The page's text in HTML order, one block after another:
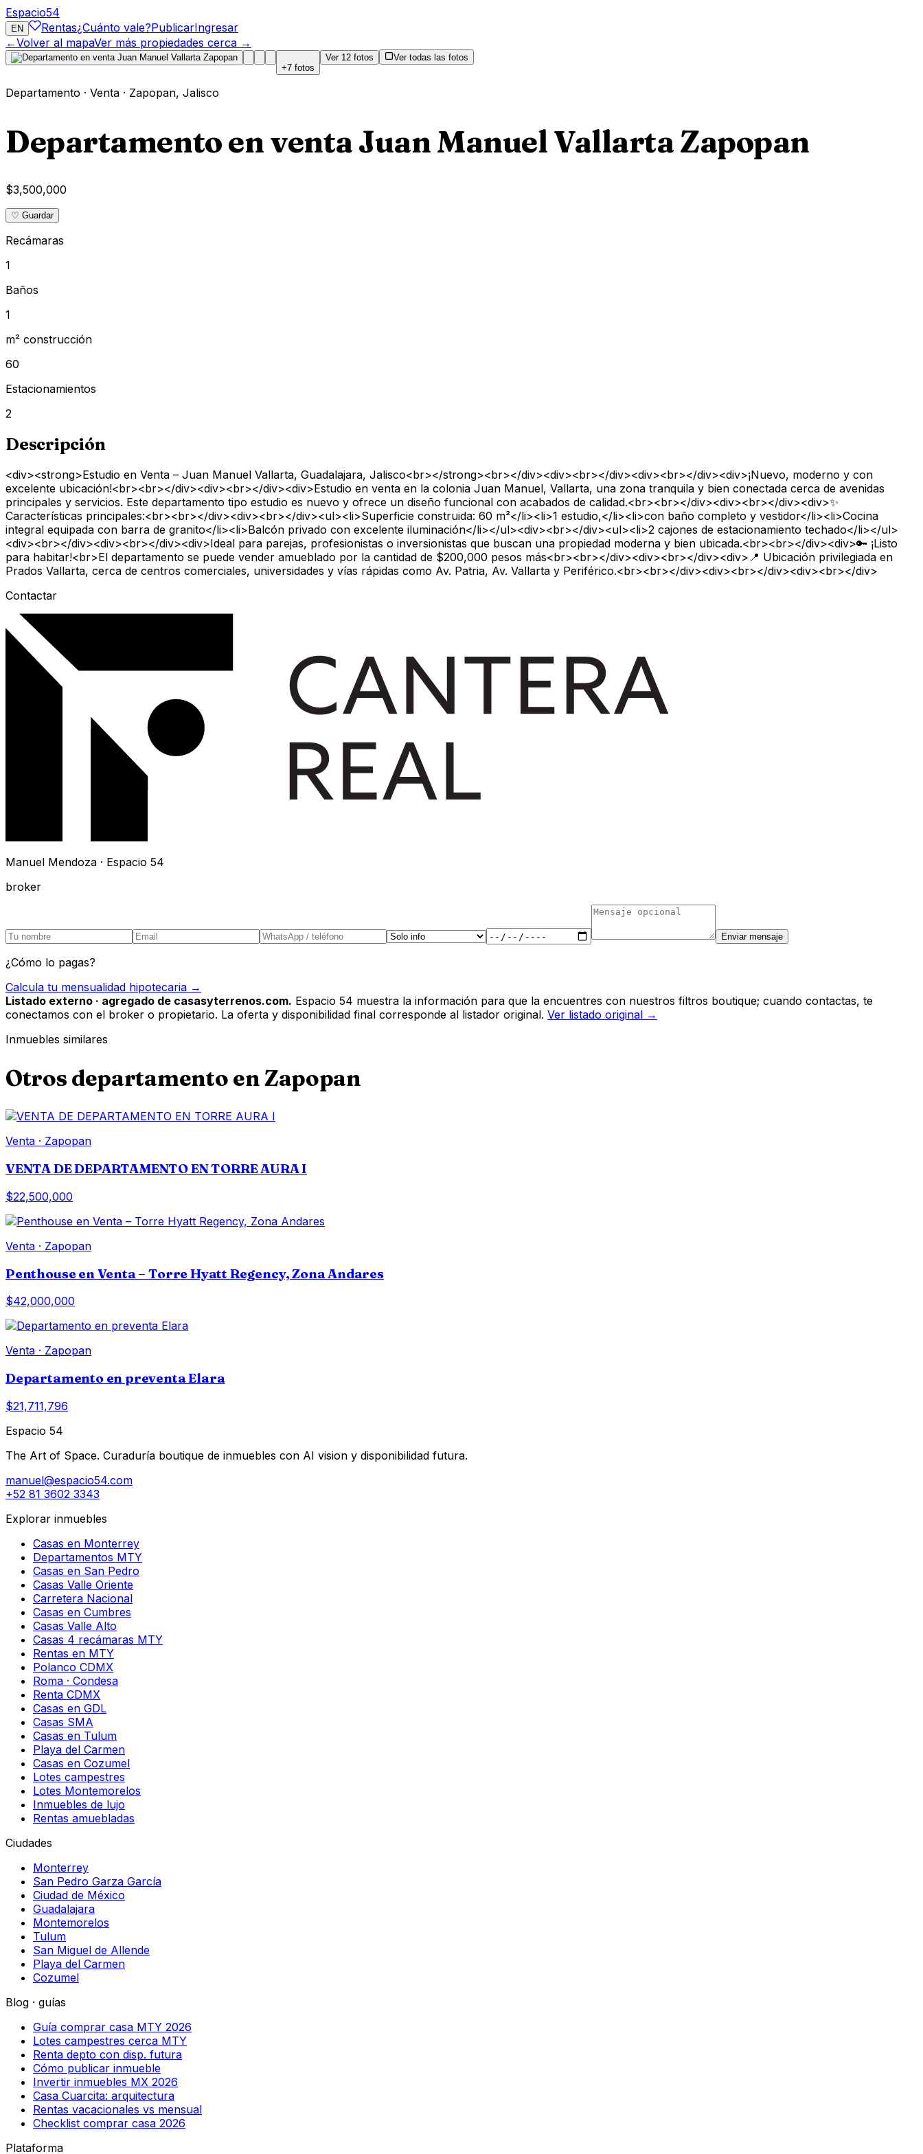
Espacio54
EN Rentas¿Cuánto vale?PublicarIngresar
←Volver al mapaVer más propiedades cerca →
+7 fotos
Ver 12 fotos Ver todas las fotos
Departamento · Venta · Zapopan, Jalisco
Departamento en venta Juan Manuel Vallarta Zapopan
$3,500,000
♡ Guardar
Recámaras
1
Baños
1
m² construcción
60
Estacionamientos
2
Descripción
<div><strong>Estudio en Venta – Juan Manuel Vallarta, Guadalajara, Jalisco<br></strong><br></div><div><br></div><div><br></div><div>¡Nuevo, moderno y con
excelente ubicación!<br><br></div><div><br></div><div>Estudio en venta en la colonia Juan Manuel, Vallarta, una zona tranquila y bien conectada cerca de avenidas
principales y servicios. Este departamento tipo estudio es nuevo y ofrece un diseño funcional con acabados de calidad.<br><br></div><div><br></div><div>✨
Características principales:<br><br></div><div><br></div><ul><li>Superficie construida: 60 m²</li><li>1 estudio,</li><li>con baño completo y vestidor</li><li>Cocina
integral equipada con barra de granito</li><li>Balcón privado con excelente iluminación</li></ul><div><br></div><ul><li>2 cajones de estacionamiento techado</li></ul>
<div><br></div><div><br></div><div>Ideal para parejas, profesionistas o inversionistas que buscan una propiedad moderna y bien ubicada.<br><br></div><div>🔑 ¡Listo
para habitar!<br>El departamento se puede vender amueblado por la cantidad de $200,000 pesos más<br><br></div><div><br></div><div>📍 Ubicación privilegiada en
Prados Vallarta, cerca de centros comerciales, universidades y vías rápidas como Av. Patria, Av. Vallarta y Periférico.<br><br></div><div><br></div><div><br></div>
Contactar
Manuel Mendoza · Espacio 54
broker
Enviar mensaje
¿Cómo lo pagas?
Calcula tu mensualidad hipotecaria →
Listado externo · agregado de casasyterrenos.com. Espacio 54 muestra la información para que la encuentres con nuestros filtros boutique; cuando contactas, te
conectamos con el broker o propietario. La oferta y disponibilidad final corresponde al listador original. Ver listado original →
Inmuebles similares
Otros departamento enZapopan
Venta · Zapopan
VENTA DE DEPARTAMENTO EN TORRE AURA I
$22,500,000
Venta · Zapopan
Penthouse en Venta – Torre Hyatt Regency, Zona Andares
$42,000,000
Venta · Zapopan
Departamento en preventa Elara
$21,711,796
Espacio 54
The Art of Space. Curaduría boutique de inmuebles con AI vision y disponibilidad futura.
manuel@espacio54.com
+52 81 3602 3343
Explorar inmuebles
Casas en Monterrey
Departamentos MTY
Casas en San Pedro
Casas Valle Oriente
Carretera Nacional
Casas en Cumbres
Casas Valle Alto
Casas 4 recámaras MTY
Rentas en MTY
Polanco CDMX
Roma · Condesa
Renta CDMX
Casas en GDL
Casas SMA
Casas en Tulum
Playa del Carmen
Casas en Cozumel
Lotes campestres
Lotes Montemorelos
Inmuebles de lujo
Rentas amuebladas
Ciudades
Monterrey
San Pedro Garza García
Ciudad de México
Guadalajara
Montemorelos
Tulum
San Miguel de Allende
Playa del Carmen
Cozumel
Blog · guías
Guía comprar casa MTY 2026
Lotes campestres cerca MTY
Renta depto con disp. futura
Cómo publicar inmueble
Invertir inmuebles MX 2026
Casa Cuarcita: arquitectura
Rentas vacacionales vs mensual
Checklist comprar casa 2026
Plataforma